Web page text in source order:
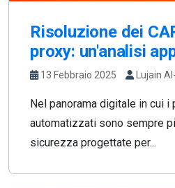
Risoluzione dei
proxy: un'analisi
13 Febbraio 2025 Lujain
Nel panorama digitale in cui i
automatizzati sono sempre
sicurezza progettate per...